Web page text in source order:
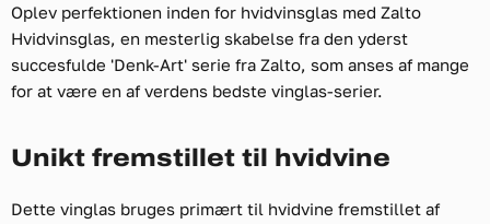
Oplev perfektionen inden for hvidvinsglas med Zalto
Hvidvinsglas, en mesterlig skabelse fra den yderst
succesfulde 'Denk-Art' serie fra Zalto, som anses af mange
for at være en af verdens bedste vinglas-serier.
Unikt fremstillet til hvidvine
Dette vinglas bruges primært til hvidvine fremstillet af